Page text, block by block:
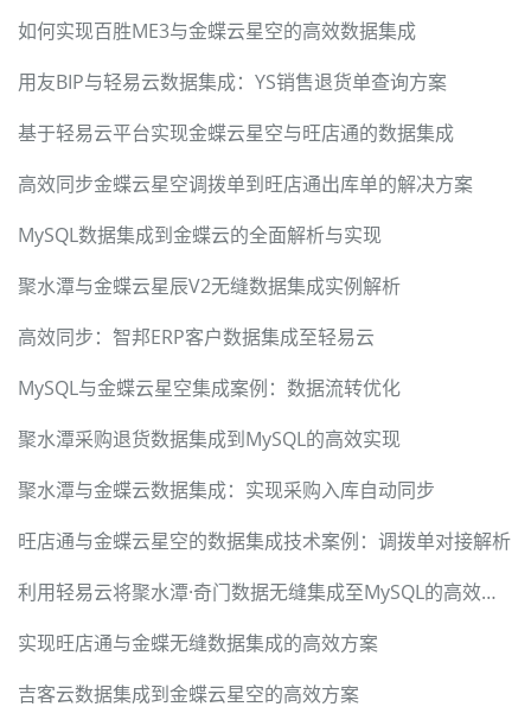
如何实现百胜ME3与金蝶云星空的高效数据集成
用友BIP与轻易云数据集成：YS销售退货单查询方案
基于轻易云平台实现金蝶云星空与旺店通的数据集成
高效同步金蝶云星空调拨单到旺店通出库单的解决方案
MySQL数据集成到金蝶云的全面解析与实现
聚水潭与金蝶云星辰V2无缝数据集成实例解析
高效同步：智邦ERP客户数据集成至轻易云
MySQL与金蝶云星空集成案例：数据流转优化
聚水潭采购退货数据集成到MySQL的高效实现
聚水潭与金蝶云数据集成：实现采购入库自动同步
旺店通与金蝶云星空的数据集成技术案例：调拨单对接解析
利用轻易云将聚水潭·奇门数据无缝集成至MySQL的高效方案
实现旺店通与金蝶无缝数据集成的高效方案
吉客云数据集成到金蝶云星空的高效方案